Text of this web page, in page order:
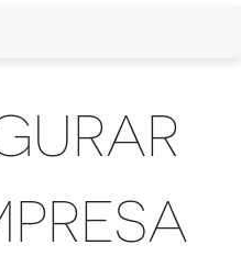
Punto de Venta Básico